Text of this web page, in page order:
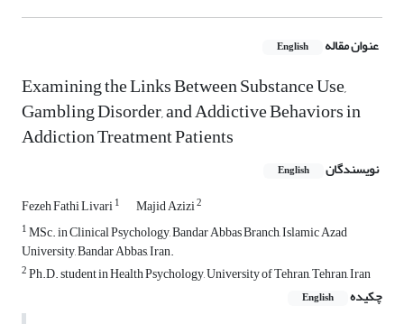
عنوان مقاله English
Examining the Links Between Substance Use,
Gambling Disorder, and Addictive Behaviors in
Addiction Treatment Patients
نویسندگان English
Fezeh Fathi Livari1 Majid Azizi2
1MSc. in Clinical Psychology, Bandar Abbas Branch, Islamic Azad
University, Bandar Abbas, Iran.
2Ph.D. student in Health Psychology, University of Tehran, Tehran, Iran
چکیده
English